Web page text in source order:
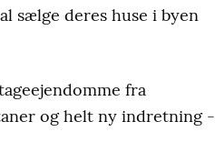
sælge deres huse i byen
fra
og helt ny indretning -